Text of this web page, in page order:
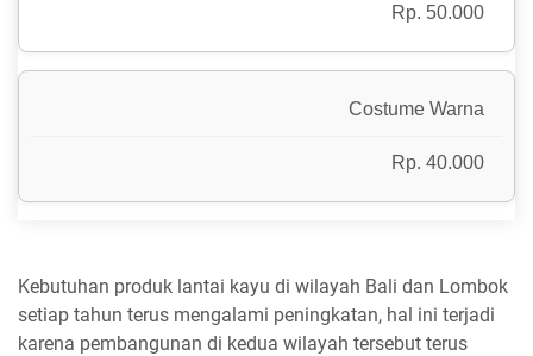
Rp. 50.000
Costume Warna
Rp. 40.000
Kebutuhan produk lantai kayu di wilayah Bali dan Lombok
setiap tahun terus mengalami peningkatan, hal ini terjadi
karena pembangunan di kedua wilayah tersebut terus